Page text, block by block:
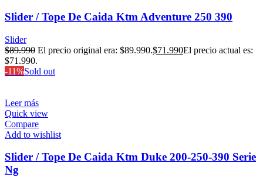
Slider / Tope De Caida Ktm Adventure 250 390
Slider
$89.990 El precio original era: $89.990.$71.990El precio actual es:
$71.990.
-11%Sold out
Leer más
Quick view
Compare
Add to wishlist
Slider / Tope De Caida Ktm Duke 200-250-390 Serie
Ng